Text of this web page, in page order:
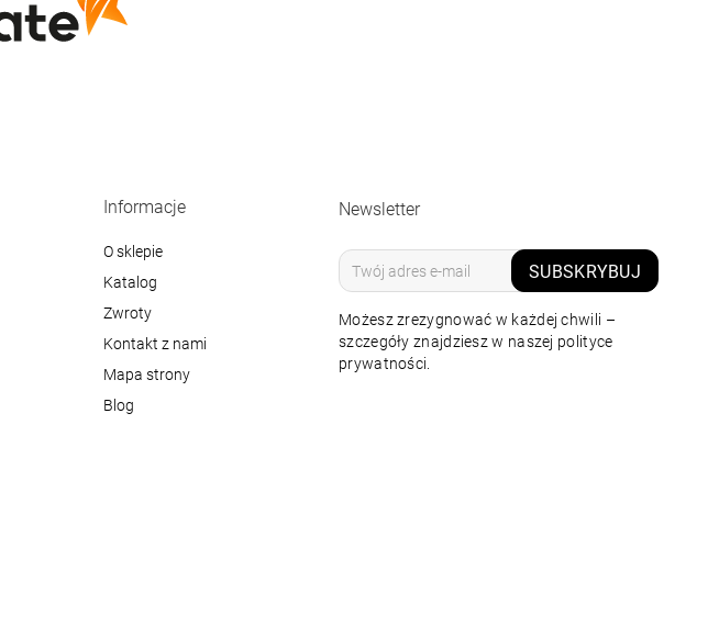
Informacje
O sklepie
Katalog
Zwroty
Kontakt z nami
Mapa strony
Blog
Newsletter
SUBSKRYBUJ
Możesz zrezygnować w każdej chwili –
szczegóły znajdziesz w naszej polityce
prywatności.